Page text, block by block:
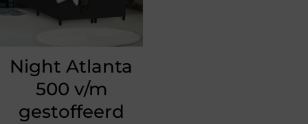
Night Atlanta
500 v/m
gestoffeerd